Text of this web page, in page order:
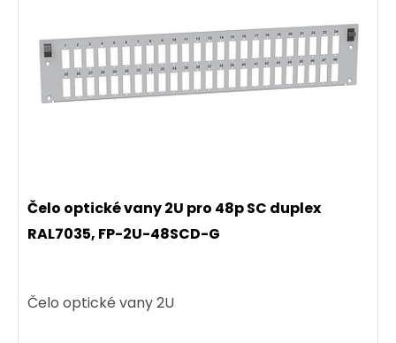
Čelo optické vany 2U pro 48p SC duplex
RAL7035, FP-2U-48SCD-G
Čelo optické vany 2U